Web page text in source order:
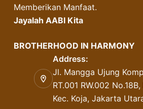
Memberikan Manfaat.
Jayalah AABI Kita
BROTHERHOOD IN HARMONY
Address:
Jl. Mangga Ujung
RT.001 RW.002
Kec. Koja, Jakarta